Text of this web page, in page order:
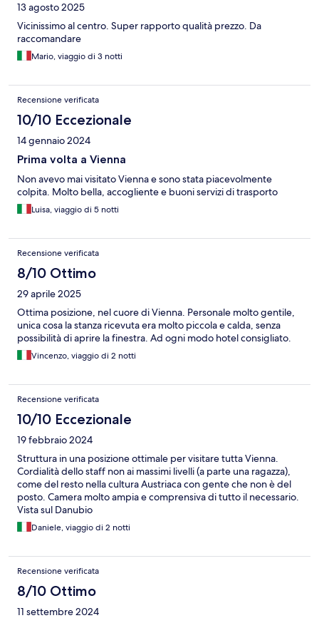
13 agosto 2025
Vicinissimo al centro. Super rapporto qualità prezzo. Da
raccomandare
Mario, viaggio di 3 notti
Recensione verificata
10/10 Eccezionale
14 gennaio 2024
Prima volta a Vienna
Non avevo mai visitato Vienna e sono stata piacevolmente
colpita. Molto bella, accogliente e buoni servizi di trasporto
Luisa, viaggio di 5 notti
Recensione verificata
8/10 Ottimo
29 aprile 2025
Ottima posizione, nel cuore di Vienna. Personale molto gentile,
unica cosa la stanza ricevuta era molto piccola e calda, senza
possibilità di aprire la finestra. Ad ogni modo hotel consigliato.
Vincenzo, viaggio di 2 notti
Recensione verificata
10/10 Eccezionale
19 febbraio 2024
Struttura in una posizione ottimale per visitare tutta Vienna.
Cordialità dello staff non ai massimi livelli (a parte una ragazza),
come del resto nella cultura Austriaca con gente che non è del
posto. Camera molto ampia e comprensiva di tutto il necessario.
Vista sul Danubio
Daniele, viaggio di 2 notti
Recensione verificata
8/10 Ottimo
11 settembre 2024